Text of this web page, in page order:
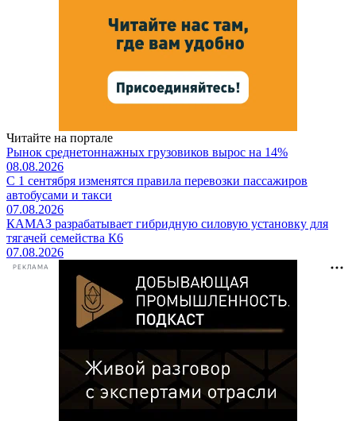
Читайте на портале
Рынок среднетоннажных грузовиков вырос на 14%
08.08.2026
С 1 сентября изменятся правила перевозки пассажиров
автобусами и такси
07.08.2026
КАМАЗ разрабатывает гибридную силовую установку для
тягачей семейства К6
07.08.2026
РЕКЛАМА